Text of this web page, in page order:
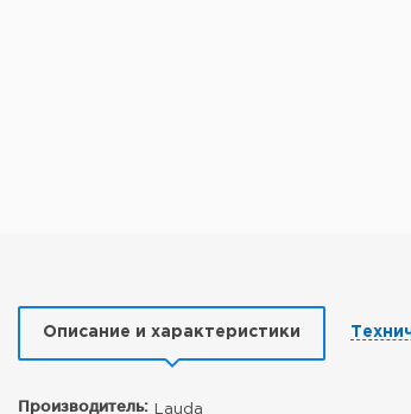
Описание и характеристики
Производитель: Lauda